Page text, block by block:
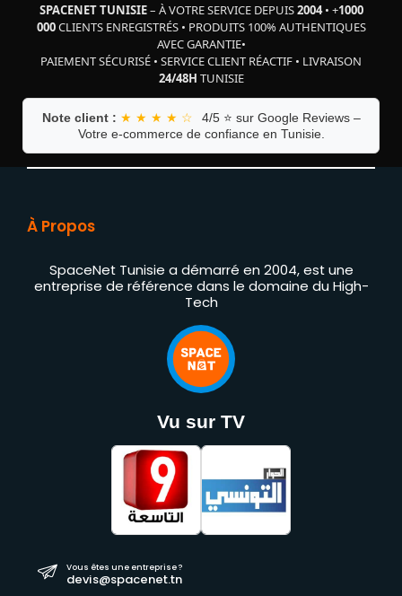
SPACENET TUNISIE– À VOTRE SERVICE DEPUIS2004• +1000
000CLIENTS ENREGISTRÉS• PRODUITS 100% AUTHENTIQUES
AVEC GARANTIE•
PAIEMENT SÉCURISÉ • SERVICE CLIENT RÉACTIF • LIVRAISON
24/48H TUNISIE
Note client : ★ ★ ★ ★ ☆
4/5 ⭐ sur Google Reviews –
Votre e-commerce de confiance en Tunisie.
À Propos
SpaceNet Tunisie a démarré en 2004, est une
entreprise de référence dans le domaine du High-
Tech
Vu sur TV
Vous êtes une entreprise ?
devis@spacenet.tn